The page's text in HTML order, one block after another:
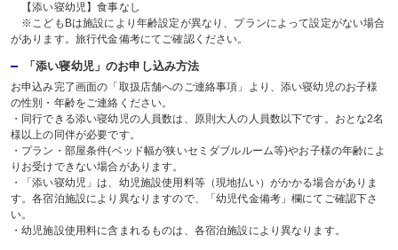
【添い寝幼児】食事なし
※こどもBは施設により年齢設定が異なり、プランによって設定がない場合
があります。旅行代金備考にてご確認ください。
「添い寝幼児」のお申し込み方法
お申込み完了画面の「取扱店舗へのご連絡事項」より、添い寝幼児のお子様
の性別・年齢をご連絡ください。
・同行できる添い寝幼児の人員数は、原則大人の人員数以下です。おとな2名
様以上の同伴が必要です。
・プラン・部屋条件(ベッド幅が狭いセミダブルルーム等)やお子様の年齢によ
りお受けできない場合があります。
・「添い寝幼児」は、幼児施設使用料等（現地払い）がかかる場合がありま
す。各宿泊施設により異なりますので、「幼児代金備考」欄にてご確認下さ
い。
・幼児施設使用料に含まれるものは、各宿泊施設により異なります。